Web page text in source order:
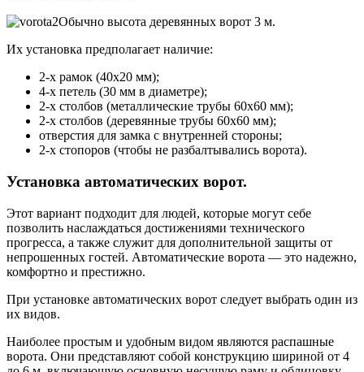
Обычно высота деревянных ворот 3 м.
Их установка предполагает наличие:
2-х рамок (40х20 мм);
4-х петель (30 мм в диаметре);
2-х столбов (металлические трубы 60х60 мм);
2-х столбов (деревянные трубы 60х60 мм);
отверстия для замка с внутренней стороны;
2-х стопоров (чтобы не разбалтывались ворота).
Установка автоматических ворот.
Этот вариант подходит для людей, которые могут себе
позволить наслаждаться достижениями технического
прогресса, а также служит для дополнительной защиты от
непрошенных гостей. Автоматические ворота — это надежно,
комфортно и престижно.
При установке автоматических ворот следует выбрать один из
их видов.
Наиболее простым и удобным видом являются распашные
ворота. Они представляют собой конструкцию шириной от 4